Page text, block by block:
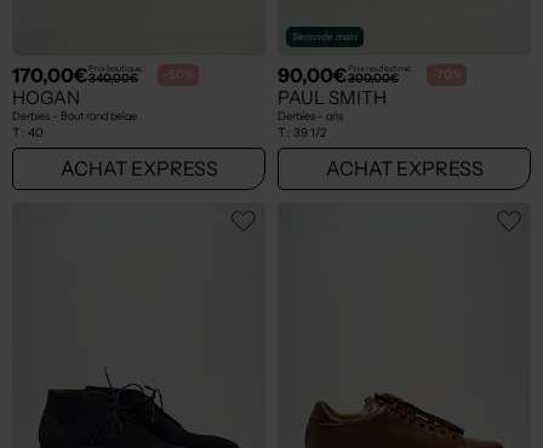
170,00€Prix boutique :
340,00€ -50%
HOGAN
Derbies - Bout rond beige
T : 40
ACHAT EXPRESS
Seconde main
90,00€Prix neuf estimé :
300,00€ -70%
PAUL SMITH
Derbies - gris
T : 39 1/2
ACHAT EXPRESS